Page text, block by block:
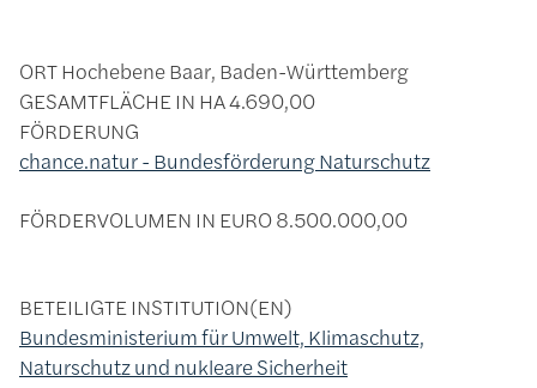
ORTHochebene Baar, Baden-Württemberg
GESAMTFLÄCHE IN HA4.690,00
FÖRDERUNG
chance.natur - Bundesförderung Naturschutz
FÖRDERVOLUMEN IN EURO8.500.000,00
BETEILIGTE INSTITUTION(EN)
Bundesministerium für Umwelt, Klimaschutz,
Naturschutz und nukleare Sicherheit